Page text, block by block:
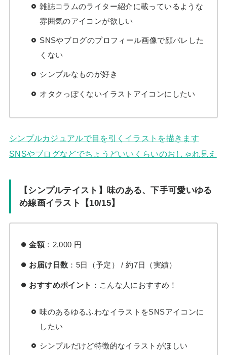
雑誌コラムのライター紹介に載っているような
雰囲気のアイコンが欲しい
SNSやブログのプロフィール画像で顔バレした
くない
シンプルなものが好き
オタクっぽくないイラストアイコンにしたい
シンプルカジュアルで目を引くイラストを描きます
SNSやブログなどでちょうどいいくらいのおしゃれ見え
【シンプルテイスト】味のある、下手可愛いゆる
め線画イラスト【10/15】
金額：2,000 円
お届け日数 ：5日（予定） / 約7日（実績）
おすすめポイント ：こんな人におすすめ！
味のあるゆるふわなイラストをSNSアイコンに
したい
シンプルだけど特徴的なイラストがほしい